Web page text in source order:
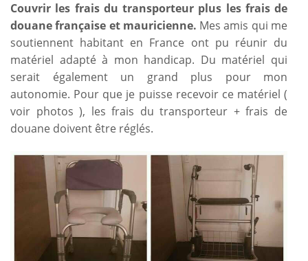
Couvrir les frais du transporteur plus les frais de
douane française et mauricienne. Mes amis qui me
soutiennent habitant en France ont pu réunir du
matériel adapté à mon handicap. Du matériel qui
serait également un grand plus pour mon
autonomie. Pour que je puisse recevoir ce matériel (
voir photos ), les frais du transporteur + frais de
douane doivent être réglés.